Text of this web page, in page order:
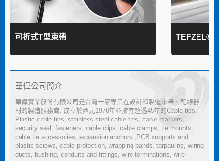
可折式T型束帶 TEFZEL®
華偉公司簡介
華偉實業股份有限公司是台灣一家專業在設計和製造束帶、配線器
材的製造服務商. 成立於西元1976年並擁有超過45年的Cable ties,
Plastic cable ties, stainless steel cable ties, cable markers,
security seal, fasteners, cable clips, cable clamps, tie mounts,
cable tie accessories, expansion anchors ,PCB supports and
plastic screws, cable protection, wrapping bands, tarpaulins, wiring
ducts, bushing, conduits and fittings, wire terminations, wire